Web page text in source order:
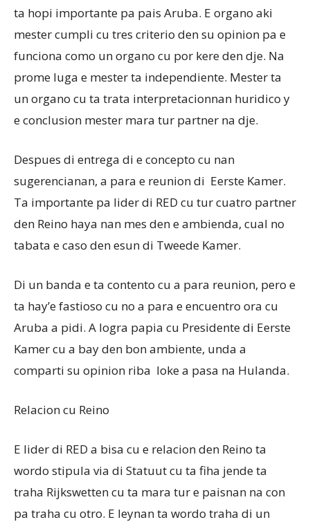
ta hopi importante pa pais Aruba. E organo aki
mester cumpli cu tres criterio den su opinion pa e
funciona como un organo cu por kere den dje. Na
prome luga e mester ta independiente. Mester ta
un organo cu ta trata interpretacionnan huridico y
e conclusion mester mara tur partner na dje.
Despues di entrega di e concepto cu nan
sugerencianan, a para e reunion di Eerste Kamer.
Ta importante pa lider di RED cu tur cuatro partner
den Reino haya nan mes den e ambienda, cual no
tabata e caso den esun di Tweede Kamer.
Di un banda e ta contento cu a para reunion, pero e
ta hay’e fastioso cu no a para e encuentro ora cu
Aruba a pidi. A logra papia cu Presidente di Eerste
Kamer cu a bay den bon ambiente, unda a
comparti su opinion riba loke a pasa na Hulanda.
Relacion cu Reino
E lider di RED a bisa cu e relacion den Reino ta
wordo stipula via di Statuut cu ta fiha jende ta
traha Rijkswetten cu ta mara tur e paisnan na con
pa traha cu otro. E leynan ta wordo traha di un